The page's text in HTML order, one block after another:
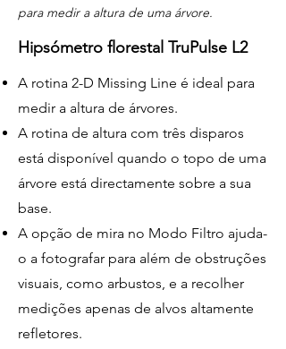
para medir a altura de uma árvore.
Hipsómetro florestal TruPulse L2
A rotina 2-D Missing Line é ideal para
medir a altura de árvores.
A rotina de altura com três disparos
está disponível quando o topo de uma
árvore está directamente sobre a sua
base.
A opção de mira no Modo Filtro ajuda-
o a fotografar para além de obstruções
visuais, como arbustos, e a recolher
medições apenas de alvos altamente
refletores.